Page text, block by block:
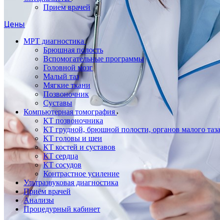
Прием врачей
Цены
МРТ диагностика
Брюшная полость
Вспомогательные программы
Головной мозг
Малый таз
Мягкие ткани
Позвоночник
Суставы
Компьютерная томография
КТ позвоночника
КТ грудной, брюшной полости, органов малого таза
КТ головы и шеи
КТ костей и суставов
КТ сердца
КТ сосудов
Контрастное усиление
Ультразвуковая диагностика
Приём врачей
Анализы
Процедурный кабинет